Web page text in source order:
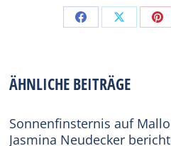
Share Share
ÄHNLICHE BEITRÄGE
Sonnenfinsternis auf
Jasmina Neudecker